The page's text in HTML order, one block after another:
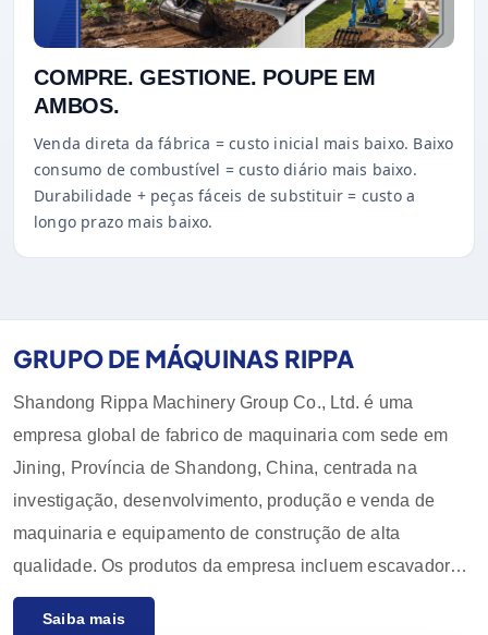
COMPRE. GESTIONE. POUPE EM
AMBOS.
Venda direta da fábrica = custo inicial mais baixo. Baixo
consumo de combustível = custo diário mais baixo.
Durabilidade + peças fáceis de substituir = custo a
longo prazo mais baixo.
GRUPO DE MÁQUINAS RIPPA
Shandong Rippa Machinery Group Co., Ltd. é uma
empresa global de fabrico de maquinaria com sede em
Jining, Província de Shandong, China, centrada na
investigação, desenvolvimento, produção e venda de
maquinaria e equipamento de construção de alta
qualidade. Os produtos da empresa incluem escavadoras,
carregadoras, empilhadoras, pás carregadoras e os seus
Saiba mais